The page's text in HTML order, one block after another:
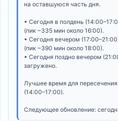
на оставшуюся часть дня.
• Сегодня в полдень
(пик ~335 мин около 16:00).
• Сегодня вечером
(пик ~390 мин около 18:00).
• Сегодня поздно вечером
загружено.
Лучшее время для
(14:00–17:00).
Следующее обновление: